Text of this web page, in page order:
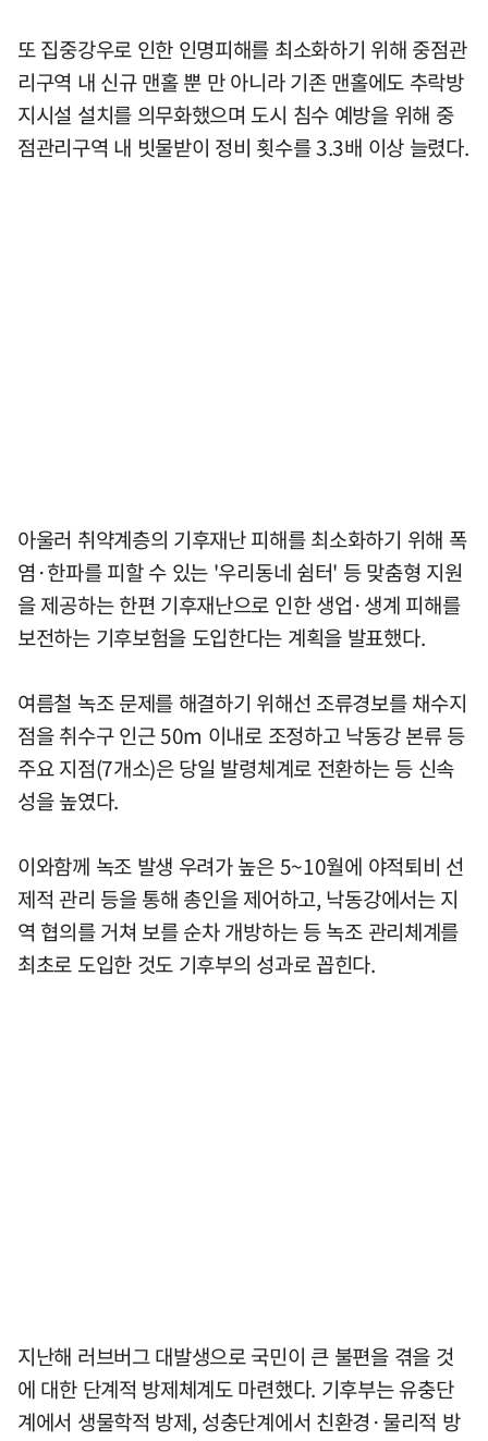
또 집중강우로 인한 인명피해를 최소화하기 위해 중점관
리구역 내 신규 맨홀 뿐 만 아니라 기존 맨홀에도 추락방
지시설 설치를 의무화했으며 도시 침수 예방을 위해 중
점관리구역 내 빗물받이 정비 횟수를 3.3배 이상 늘렸다.
아울러 취약계층의 기후재난 피해를 최소화하기 위해 폭
염·한파를 피할 수 있는 '우리동네 쉼터' 등 맞춤형 지원
을 제공하는 한편 기후재난으로 인한 생업·생계 피해를
보전하는 기후보험을 도입한다는 계획을 발표했다.
여름철 녹조 문제를 해결하기 위해선 조류경보를 채수지
점을 취수구 인근 50m 이내로 조정하고 낙동강 본류 등
주요 지점(7개소)은 당일 발령체계로 전환하는 등 신속
성을 높였다.
이와함께 녹조 발생 우려가 높은 5~10월에 야적퇴비 선
제적 관리 등을 통해 총인을 제어하고, 낙동강에서는 지
역 협의를 거쳐 보를 순차 개방하는 등 녹조 관리체계를
최초로 도입한 것도 기후부의 성과로 꼽힌다.
지난해 러브버그 대발생으로 국민이 큰 불편을 겪을 것
에 대한 단계적 방제체계도 마련했다. 기후부는 유충단
계에서 생물학적 방제, 성충단계에서 친환경·물리적 방